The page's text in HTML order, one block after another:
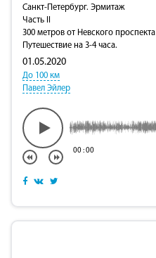
Санкт-Петербург. Эрмитаж
Часть II
300 метров от Невского проспекта
Путешествие на 3-4 часа.
01.05.2020
До 100 км
Павел Эйлер
00:00